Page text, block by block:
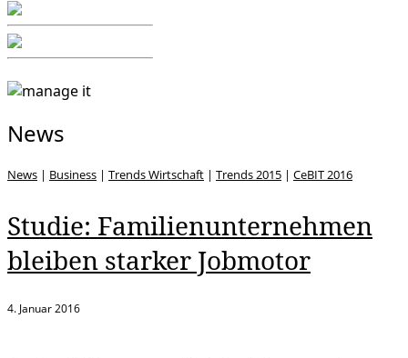
News
News | Business | Trends Wirtschaft | Trends 2015 | CeBIT 2016
Studie: Familienunternehmen
bleiben starker Jobmotor
4. Januar 2016